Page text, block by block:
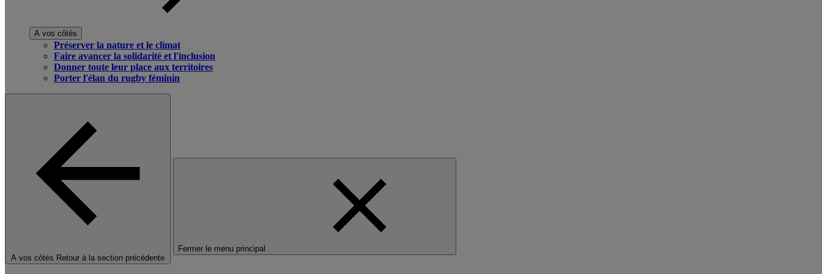
A vos côtés
Préserver la nature et le climat
Faire avancer la solidarité et l'inclusion
Donner toute leur place aux territoires
Porter l'élan du rugby féminin
A vos côtés Retour à la section précédente
Fermer le menu principal